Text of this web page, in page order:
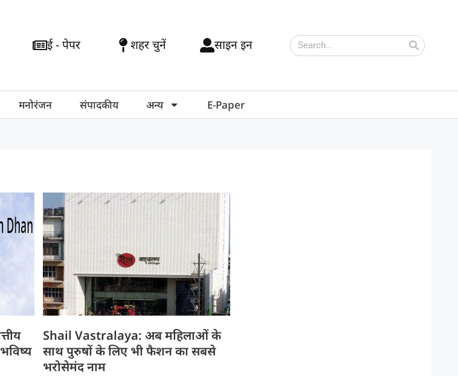
ई - पेपर शहर चुनें साइन इन
मनोरंजन संपादकीय अन्य E-Paper
Shail Vastralaya: अब महिलाओं के
साथ पुरुषों के लिए भी फैशन का सबसे
भरोसेमंद नाम